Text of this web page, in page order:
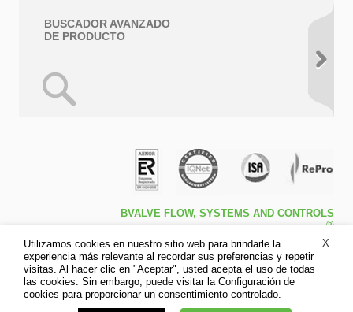
BUSCADOR AVANZADO
DE PRODUCTO
BVALVE FLOW, SYSTEMS AND CONTROLS
®
Travessa de Peralta 5ª – Pol. Ind. l1 46540 El
Puig (Valencia)
Tfno: +34 961.473.161
Fax: +34 961.473.170
Aviso legal
X
Utilizamos cookies en nuestro sitio web para brindarle la
experiencia más relevante al recordar sus preferencias y repetir
visitas. Al hacer clic en "Aceptar", usted acepta el uso de todas
las cookies. Sin embargo, puede visitar la Configuración de
cookies para proporcionar un consentimiento controlado.